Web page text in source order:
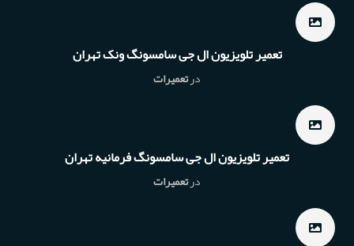
تعمیر تلویزیون ال جی سامسونگ ونک تهران
درتعمیرات
تعمیر تلویزیون ال جی سامسونگ فرمانیه تهران
درتعمیرات